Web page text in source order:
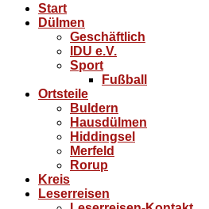
Start
Dülmen
Geschäftlich
IDU e.V.
Sport
Fußball
Ortsteile
Buldern
Hausdülmen
Hiddingsel
Merfeld
Rorup
Kreis
Leserreisen